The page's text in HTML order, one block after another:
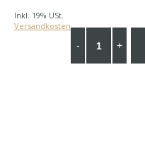
Inkl. 19% USt.
Versandkosten